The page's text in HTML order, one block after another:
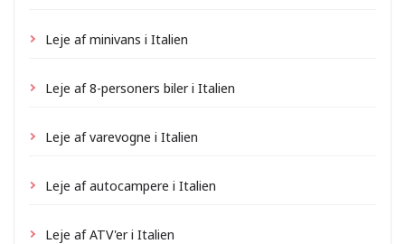
Leje af minivans i Italien
Leje af 8-personers biler i Italien
Leje af varevogne i Italien
Leje af autocampere i Italien
Leje af ATV'er i Italien